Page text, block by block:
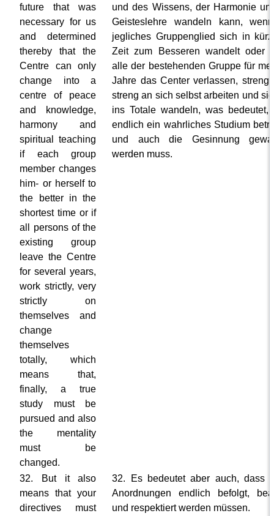
future that was
necessary for us
and determined
thereby that the
Centre can only
change into a
centre of peace
and knowledge,
harmony and
spiritual teaching
if each group
member changes
him- or herself to
the better in the
shortest time or if
all persons of the
existing group
leave the Centre
for several years,
work strictly, very
strictly on
themselves and
change
themselves
totally, which
means that,
finally, a true
study must be
pursued and also
the mentality
must be
changed.
und des Wissens, der Harmonie
Geisteslehre wandeln kann,
jegliches Gruppenglied sich in
Zeit zum Besseren wandelt oder
alle der bestehenden Gruppe für
Jahre das Center verlassen, streng,
streng an sich selbst arbeiten und
ins Totale wandeln, was bedeutet,
endlich ein wahrliches Studium
und auch die Gesinnung
werden muss.
32. But it also
means that your
directives must
32. Es bedeutet aber auch, dass
Anordnungen endlich befolgt,
und respektiert werden müssen.